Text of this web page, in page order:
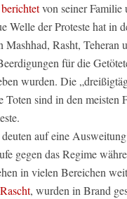
von seiner Familie
Welle der Proteste hat in
Mashhad, Rasht, Teheran
für die
wurden. Die
Toten sind in den meisten
auf eine
gegen das Regime
in vielen Bereichen
Rascht, wurden in Brand